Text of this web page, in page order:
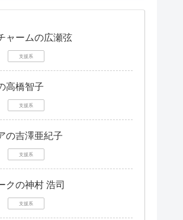
ャームの広瀬弦
支援系
高橋智子
支援系
の吉澤亜紀子
支援系
クの神村 浩司
支援系